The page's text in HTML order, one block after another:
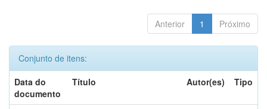
Anterior 1 Próximo
Conjunto de itens:
Data do
documento
Título Autor(es) Tipo